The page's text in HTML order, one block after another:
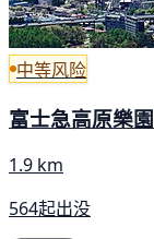
中等风险
富士急高原樂園
1.9 km
564起出没